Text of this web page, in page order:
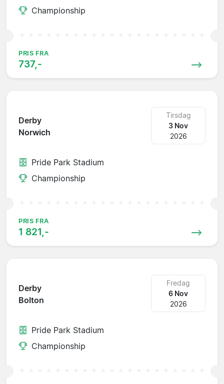
Championship
PRIS FRA
737,-
Derby
Norwich
Tirsdag
3 Nov
2026
Pride Park Stadium
Championship
PRIS FRA
1 821,-
Derby
Bolton
Fredag
6 Nov
2026
Pride Park Stadium
Championship